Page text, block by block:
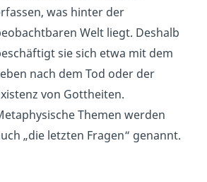
was hinter der
Welt liegt. Deshalb
sie sich etwa mit dem
nach dem Tod oder der
von Gottheiten.
Themen werden
„die letzten Fragen“ genannt.